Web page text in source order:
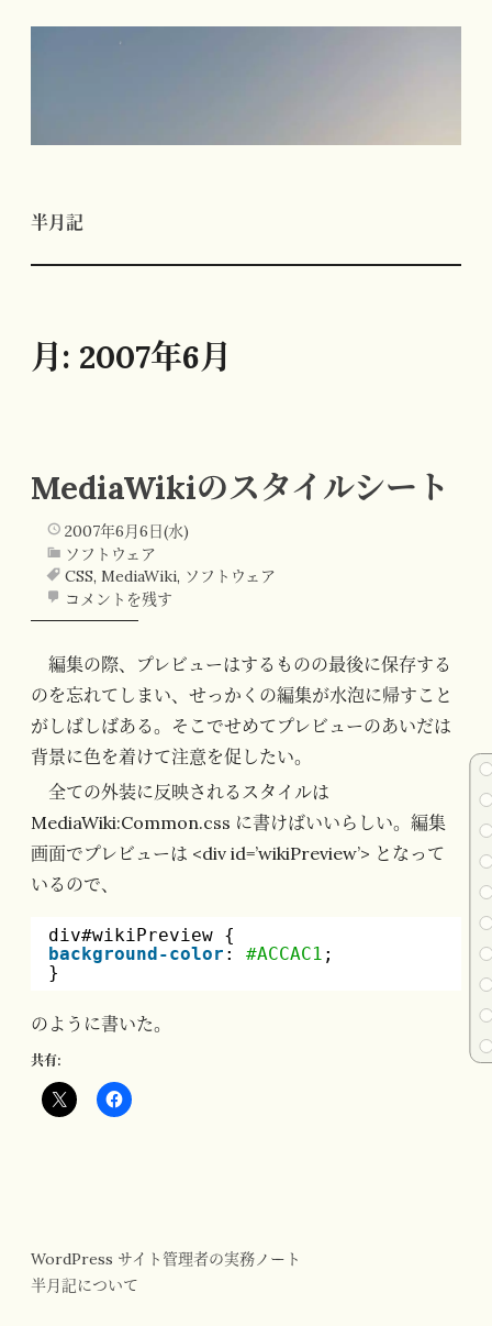
ス
半月記
月: 2007年6月
MediaWikiのスタイルシート
2007年6月6日(水)
ソフトウェア
CSS, MediaWiki, ソフトウェア
コメントを残す
編集の際、プレビューはするものの最後に保存する
のを忘れてしまい、せっかくの編集が水泡に帰すこと
がしばしばある。そこでせめてプレビューのあいだは
背景に色を着けて注意を促したい。
全ての外装に反映されるスタイルは
MediaWiki:Common.css に書けばいいらしい。編集
画面でプレビューは <div id=’wikiPreview’> となって
いるので、
div#wikiPreview {
background-color : #ACCAC1 ;
}
のように書いた。
共有:
WordPress サイト管理者の実務ノート
半月記について